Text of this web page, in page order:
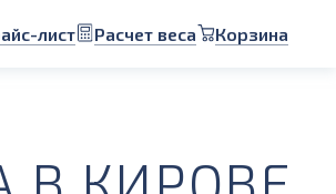
лист Расчет веса Корзина